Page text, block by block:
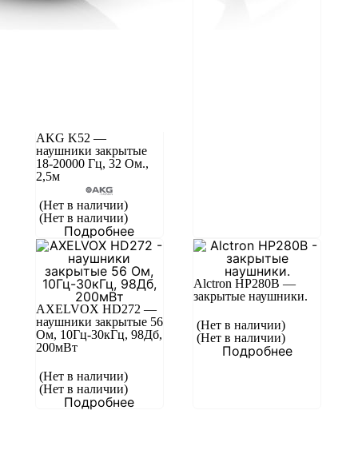
AKG K52 —
наушники закрытые
18-20000 Гц, 32 Ом.,
2,5м
(Нет в наличии)
(Нет в наличии)
Подробнее
AXELVOX HD272 —
наушники закрытые 56
Ом, 10Гц-30кГц, 98Дб,
200мВт
(Нет в наличии)
(Нет в наличии)
Подробнее
Alctron HP280B —
закрытые наушники.
(Нет в наличии)
(Нет в наличии)
Подробнее